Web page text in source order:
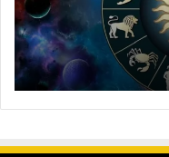
ا
ا